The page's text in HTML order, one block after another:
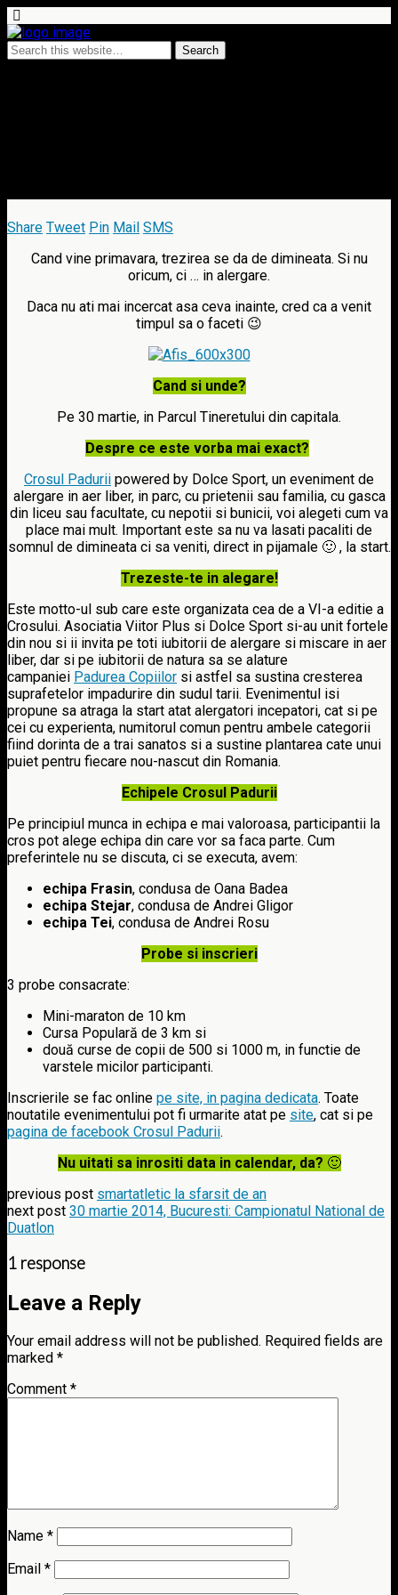
Share Tweet Pin Mail SMS
Cand vine primavara, trezirea se da de dimineata. Si nu
oricum, ci … in alergare.
Daca nu ati mai incercat asa ceva inainte, cred ca a venit
timpul sa o faceti 😉
Cand si unde?
Pe 30 martie, in Parcul Tineretului din capitala.
Despre ce este vorba mai exact?
Crosul Padurii powered by Dolce Sport, un eveniment de
alergare in aer liber, in parc, cu prietenii sau familia, cu gasca
din liceu sau facultate, cu nepotii si bunicii, voi alegeti cum va
place mai mult. Important este sa nu va lasati pacaliti de
somnul de dimineata ci sa veniti, direct in pijamale 🙂 , la start.
Trezeste-te in alegare!
Este motto-ul sub care este organizata cea de a VI-a editie a
Crosului. Asociatia Viitor Plus si Dolce Sport si-au unit fortele
din nou si ii invita pe toti iubitorii de alergare si miscare in aer
liber, dar si pe iubitorii de natura sa se alature
campaniei Padurea Copiilor si astfel sa sustina cresterea
suprafetelor impadurire din sudul tarii. Evenimentul isi
propune sa atraga la start atat alergatori incepatori, cat si pe
cei cu experienta, numitorul comun pentru ambele categorii
fiind dorinta de a trai sanatos si a sustine plantarea cate unui
puiet pentru fiecare nou-nascut din Romania.
Echipele Crosul Padurii
Pe principiul munca in echipa e mai valoroasa, participantii la
cros pot alege echipa din care vor sa faca parte. Cum
preferintele nu se discuta, ci se executa, avem:
echipa Frasin, condusa de Oana Badea
echipa Stejar, condusa de Andrei Gligor
echipa Tei, condusa de Andrei Rosu
Probe si inscrieri
3 probe consacrate:
Mini-maraton de 10 km
Cursa Populară de 3 km si
două curse de copii de 500 si 1000 m, in functie de
varstele micilor participanti.
Inscrierile se fac online pe site, in pagina dedicata. Toate
noutatile evenimentului pot fi urmarite atat pe site, cat si pe
pagina de facebook Crosul Padurii.
Nu uitati sa inrositi data in calendar, da? 🙂
previous post smartatletic la sfarsit de an
next post 30 martie 2014, Bucuresti: Campionatul National de
Duatlon
1 response
Leave a Reply
Your email address will not be published. Required fields are
marked *
Comment *
Name *
Email *